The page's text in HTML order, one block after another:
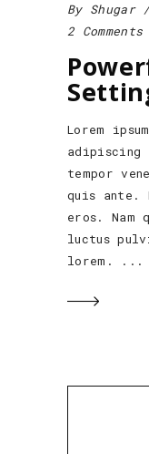
By Shugar
2 Comments
Lorem
adipiscing
tempor
quis ante.
eros. Nam
luctus
lorem.